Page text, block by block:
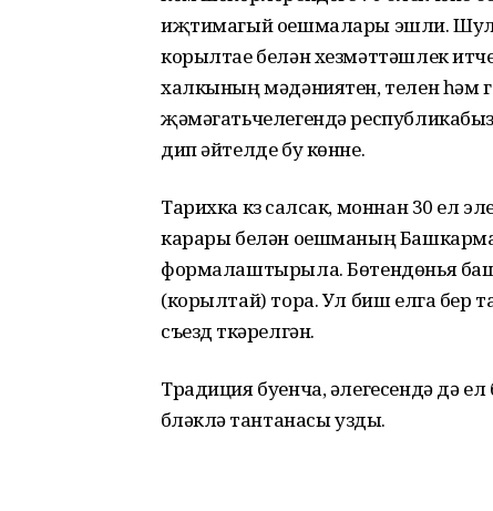
иҗтимагый оешмалары эшли.
корылтае белән хезмәттәшлек
халкының мәдәниятен, телен һәм
җәмәгатьчелегендә
дип әйтелде бу көнне.
Тарихка күз салсак, моннан 30 ел
карары белән оешманың
формалаштырыла. Бөтендөнья
(корылтай) тора. Ул биш елга бер
съезд үткәрелгән.
Традиция буенча, әлегесендә дә
бүләкләү тантанасы узды.